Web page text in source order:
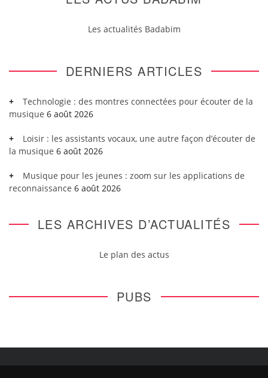
Les actualités Badabim
DERNIERS ARTICLES
Technologie : des montres connectées pour écouter de la
musique 6 août 2026
Loisir : les assistants vocaux, une autre façon d’écouter de
la musique 6 août 2026
Musique pour les jeunes : zoom sur les applications de
reconnaissance 6 août 2026
LES ARCHIVES D’ACTUALITÉS
Le plan des actus
PUBS